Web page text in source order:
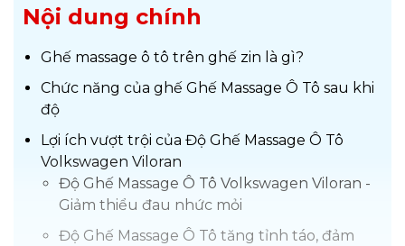
Nội dung chính
Ghế massage ô tô trên ghế zin là gì?
Chức năng của ghế Ghế Massage Ô Tô sau khi
độ
Lợi ích vượt trội của Độ Ghế Massage Ô Tô
Volkswagen Viloran
Độ Ghế Massage Ô Tô Volkswagen Viloran -
Giảm thiểu đau nhức mỏi
Độ Ghế Massage Ô Tô tăng tỉnh táo, đảm